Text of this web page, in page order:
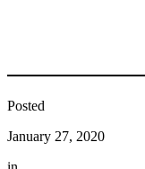
Posted
January 27, 2020